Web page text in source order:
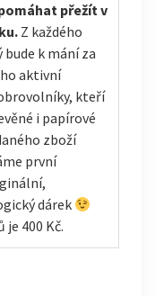
přežít v
Z každého
k mání za
aktivní
kteří
i papírové
zboží
první
dárek
je 400 Kč.